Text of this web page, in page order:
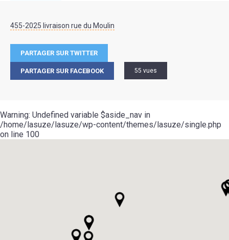
455-2025 livraison rue du Moulin
PARTAGER SUR TWITTER
PARTAGER SUR FACEBOOK 55 vues
Warning: Undefined variable $aside_nav in
/home/lasuze/lasuze/wp-content/themes/lasuze/single.php
on line 100